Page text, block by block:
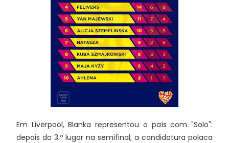
Em Liverpool, Blanka representou o país com "Solo":
depois do 3.º lugar na semifinal, a candidatura polaca